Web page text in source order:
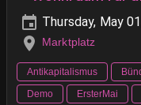
Thursday, May
Marktplatz
Antikapitalismus
Demo
ErsterMai